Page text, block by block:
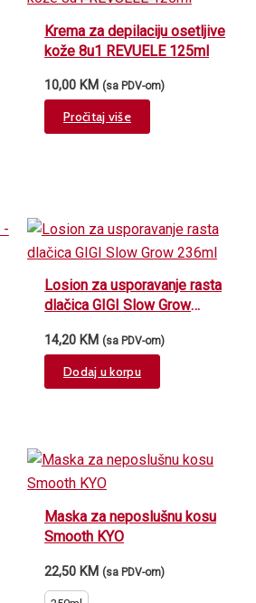
Krema za depilaciju osetljive
kože 8u1 REVUELE 125ml
10,00KM (sa PDV-om)
Pročitaj više
Losion za usporavanje rasta
dlačica GIGI Slow Grow
14,20 KM (sa PDV-om)
Dodaj u korpu
Maska za neposlušnu kosu
Smooth KYO
22,50 KM (sa PDV-om)